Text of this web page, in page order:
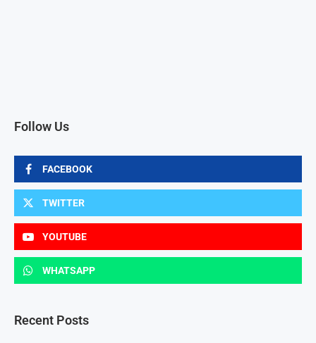
Follow Us
FACEBOOK
TWITTER
YOUTUBE
WHATSAPP
Recent Posts